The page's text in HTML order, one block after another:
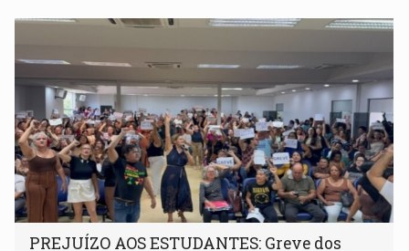
PREJUÍZO AOS ESTUDANTES: Greve dos